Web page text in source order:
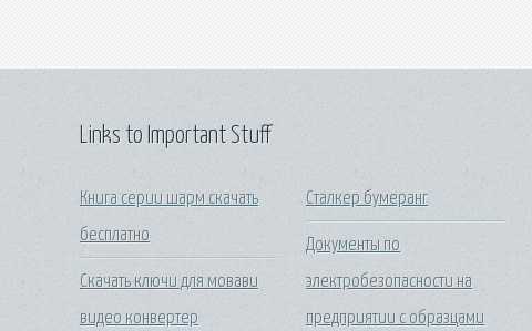
Links to Important Stuff
Книга серии шарм скачать
бесплатно
Скачать ключи для мовави
видео конвертер
Сталкер бумеранг
Документы по
электробезопасности на
предприятии с образцами